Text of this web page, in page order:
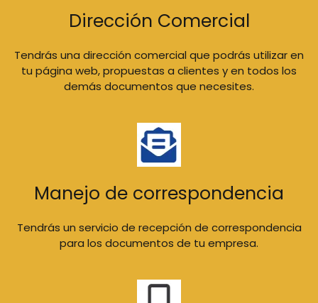
Dirección Comercial
Tendrás una dirección comercial que podrás utilizar en
tu página web, propuestas a clientes y en todos los
demás documentos que necesites.
Manejo de correspondencia
Tendrás un servicio de recepción de correspondencia
para los documentos de tu empresa.